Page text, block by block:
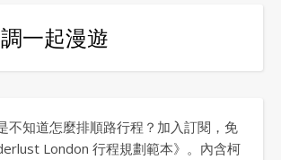
一起漫遊
不知道怎麼排順路行程？加入訂閱，免
London 行程規劃範本》。內含柯